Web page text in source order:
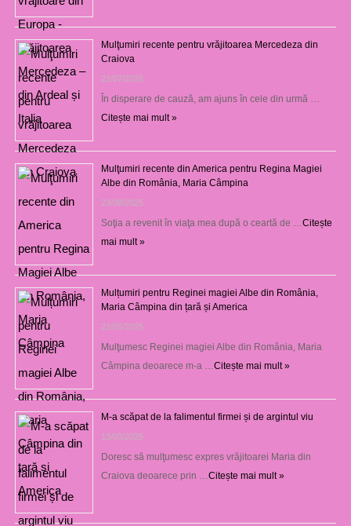
Mulţumiri recente pentru vrăjitoarea Mercedeza din
Craiova
22/07/2026
În disperare de cauză, am ajuns în cele din urmă …
Citește mai mult »
Mulţumiri recente din America pentru Regina Magiei
Albe din România, Maria Câmpina
23/08/2025
Soţia a revenit în viaţa mea după o ceartă de … Citește
mai mult »
Mulțumiri pentru Reginei magiei Albe din România,
Maria Câmpina din țară și America
22/05/2025
Mulţumesc Reginei magiei Albe din România, Maria
Câmpina deoarece m-a … Citește mai mult »
M-a scăpat de la falimentul firmei și de argintul viu
13/03/2025
Doresc să mulţumesc expres vrăjitoarei Maria din
Craiova deoarece prin … Citește mai mult »